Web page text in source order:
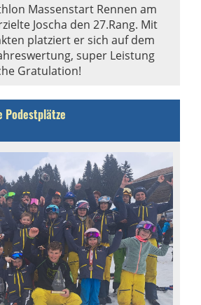
Massenstart Rennen am
Joscha den 27.Rang. Mit
platziert er sich auf dem
super Leistung
Gratulation!
Podestplätze